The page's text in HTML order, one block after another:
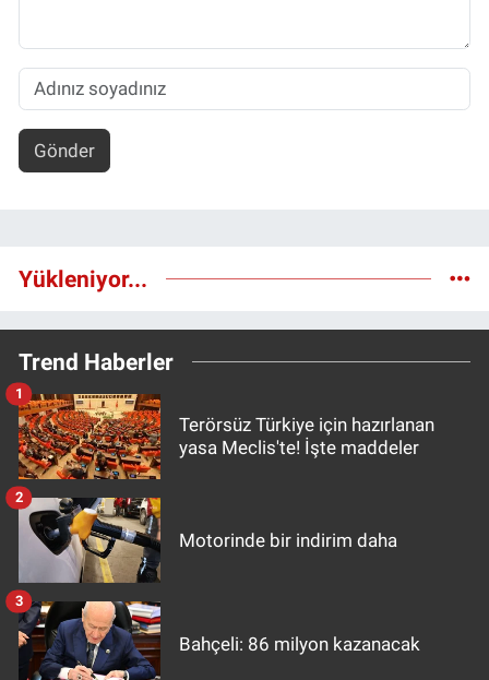
Gönder
Yükleniyor...
Trend Haberler
Terörsüz Türkiye için hazırlanan
yasa Meclis'te! İşte maddeler
1
Motorinde bir indirim daha
2
Bahçeli: 86 milyon kazanacak
3